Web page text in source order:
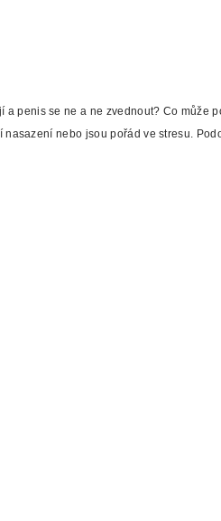
penis se ne a ne zvednout? Co může
nebo jsou pořád ve stresu.